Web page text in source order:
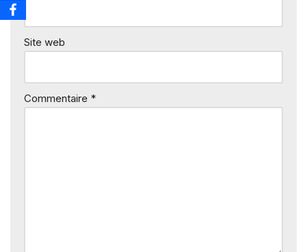
Site web
Commentaire *